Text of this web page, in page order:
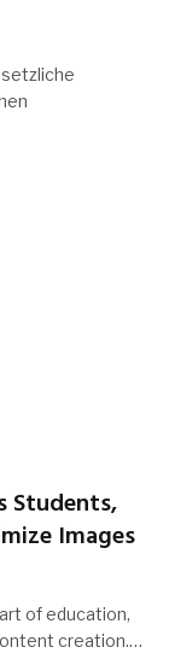
Students,
Images
of education,
creation.…